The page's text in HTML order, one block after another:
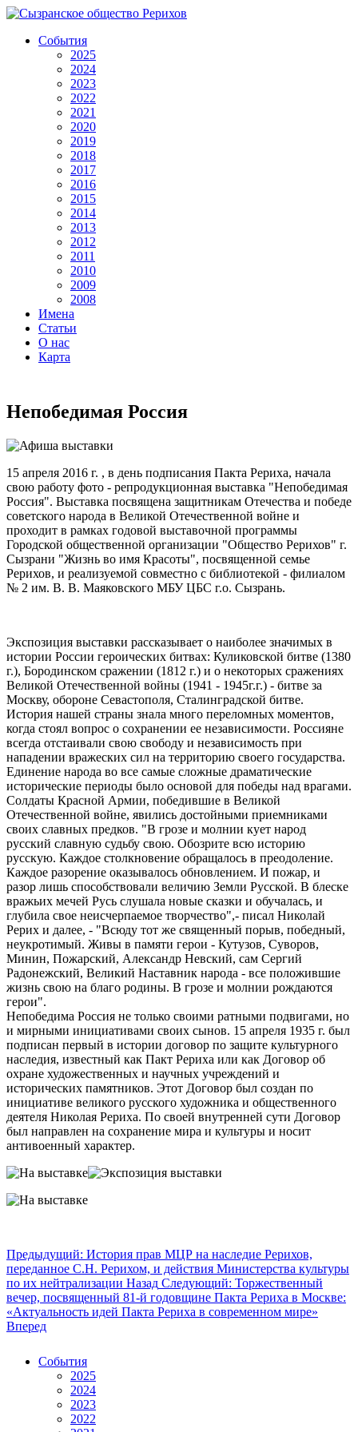
События
2025
2024
2023
2022
2021
2020
2019
2018
2017
2016
2015
2014
2013
2012
2011
2010
2009
2008
Имена
Статьи
О нас
Карта
Непобедимая Россия
15 апреля 2016 г. , в день подписания Пакта Рериха, начала
свою работу фото - репродукционная выставка "Непобедимая
Россия". Выставка посвящена защитникам Отечества и победе
советского народа в Великой Отечественной войне и
проходит в рамках годовой выставочной программы
Городской общественной организации "Общество Рерихов" г.
Сызрани "Жизнь во имя Красоты", посвященной семье
Рерихов, и реализуемой совместно с библиотекой - филиалом
№ 2 им. В. В. Маяковского МБУ ЦБС г.о. Сызрань.
Экспозиция выставки рассказывает о наиболее значимых в
истории России героических битвах: Куликовской битве (1380
г.), Бородинском сражении (1812 г.) и о некоторых сражениях
Великой Отечественной войны (1941 - 1945г.г.) - битве за
Москву, обороне Севастополя, Сталинградской битве.
История нашей страны знала много переломных моментов,
когда стоял вопрос о сохранении ее независимости. Россияне
всегда отстаивали свою свободу и независимость при
нападении вражеских сил на территорию своего государства.
Единение народа во все самые сложные драматические
исторические периоды было основой для победы над врагами.
Солдаты Красной Армии, победившие в Великой
Отечественной войне, явились достойными приемниками
своих славных предков. "В грозе и молнии кует народ
русский славную судьбу свою. Обозрите всю историю
русскую. Каждое столкновение обращалось в преодоление.
Каждое разорение оказывалось обновлением. И пожар, и
разор лишь способствовали величию Земли Русской. В блеске
вражьих мечей Русь слушала новые сказки и обучалась, и
глубила свое неисчерпаемое творчество",- писал Николай
Рерих и далее, - "Всюду тот же священный порыв, победный,
неукротимый. Живы в памяти герои - Кутузов, Суворов,
Минин, Пожарский, Александр Невский, сам Сергий
Радонежский, Великий Наставник народа - все положившие
жизнь свою на благо родины. В грозе и молнии рождаются
герои".
Непобедима Россия не только своими ратными подвигами, но
и мирными инициативами своих сынов. 15 апреля 1935 г. был
подписан первый в истории договор по защите культурного
наследия, известный как Пакт Рериха или как Договор об
охране художественных и научных учреждений и
исторических памятников. Этот Договор был создан по
инициативе великого русского художника и общественного
деятеля Николая Рериха. По своей внутренней сути Договор
был направлен на сохранение мира и культуры и носит
антивоенный характер.
Предыдущий: История прав МЦР на наследие Рерихов,
переданное С.Н. Рерихом, и действия Министерства культуры
по их нейтрализации Назад Следующий: Торжественный
вечер, посвященный 81-й годовщине Пакта Рериха в Москве:
«Актуальность идей Пакта Рериха в современном мире»
Вперед
События
2025
2024
2023
2022